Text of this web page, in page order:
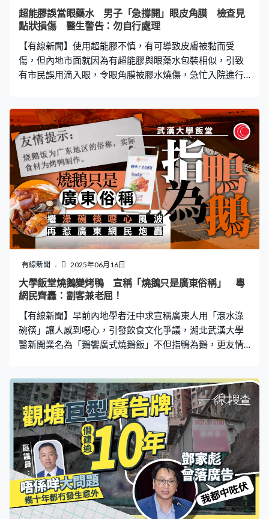
有20至30個藍色桶。他又說，自己曾親眼目睹兩名男子使
用電泵入油，質問對方時卻遭粗言穢語辱罵。 明目張膽路
角道西灣墳場對出，當時已有八、九輛輕
超能膠誤當眼藥水 男子「急撐開」眼皮角膜 檢查見
點狀損傷 醫生警告：勿自行處理
【有線新聞】使用超能膠不慎，有可導致皮膚被黏而受
傷，但內地市面就因為有超能膠與眼藥水包裝相似，引致
有市民誤用滴入眼，令眼角膜被膠水燒傷，急忙入院進行
主因為感覺眼睛乾澀，想滴眼藥水緩解，怎料誤拿「502
膠水」直接滴進右眼，瞬間就感到眼皮和角膜被緊緊黏在
一起，隨即右眼紅腫、視力模糊不清。他用左眼仔細看看
眼藥水瓶，才發現滴用的「眼藥水」是超能膠，而原因是
502膠水瓶子與眼藥水瓶子很相似。 報道指事主強行將粘
黏的眼睛分開後，趕到醫院就診，但眼角膜已被膠水燒
傷。醫生當時為他進行了清洗，並給予藥物對症治療。然
而經過一星期恢覆，事主仍感覺眼睛異物感明顯，遂前往
眼科醫院尋求進一步治療。副主任醫師陳翔熙檢查後發
現，其右眼球結膜充血水腫明顯，角膜渾濁，角膜表面有
大量點狀上皮損傷。 角膜大量點狀損傷 需要時間恢復 陳
翔熙解釋，膠水凝固後附著眼皮和角膜表面，在前期處理
時不可避免地會對角膜造成損傷，而502膠水含有化學物
需要時間來恢復，目前已制定藥物治療方案，
有線新聞 2025年06月16日
大學飯堂燒鵝變烤鴨 宣稱「燒鵝只是廣東俗稱」 粵
網民齊轟：劏客兼老屈！
【有線新聞】早前內地學者汪中求宣稱廣東人用「滾水淥
碗筷」讓人感到噁心，引發飲食文化爭議，湖北武漢大學
醫新開業名為「鵝饗廣式燒鵝飯」不但指鴨為鵝，更友情
上」。 招牌燒鵝半隻45元 當地半隻鴨僅賣廿多元 內地傳
媒報道，這家新開業燒鵝飯檔口的「招牌燒鵝」定價45元
半隻，並「溫馨地」貼了一張友情提示，指「燒鵝飯為廣
東地區俗稱，實際食材為烤鴨制作」。據了解，如果食材
實際上是烤鴨的話，依當地物價，「那20多塊就有半隻
了」，因此有消費者認為涉嫌虛假宣傳，利用「燒鵝」名
稱抬高價格，實則降低成本。 報道指，這20個字引發許多
廣東網友抗議，因為根本就沒有這樣的「廣東俗稱」，廣
東的燒鵝飯也不可能會用烤鴨來制作。有報道鄧述在珠海